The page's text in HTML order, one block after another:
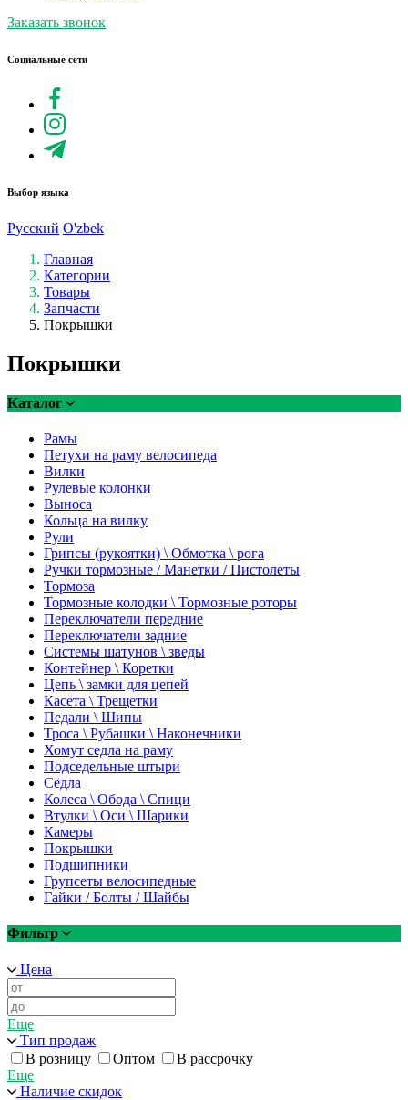
Заказать звонок
Социальные сети
Выбор языка
Русский O'zbek
Главная
Категории
Товары
Запчасти
Покрышки
Покрышки
Каталог
Рамы
Петухи на раму велосипеда
Вилки
Рулевые колонки
Выноса
Кольца на вилку
Рули
Грипсы (рукоятки) \ Обмотка \ рога
Ручки тормозные / Манетки / Пистолеты
Тормоза
Тормозные колодки \ Тормозные роторы
Переключатели передние
Переключатели задние
Системы шатунов \ зведы
Контейнер \ Коретки
Цепь \ замки для цепей
Касета \ Трещетки
Педали \ Шипы
Троса \ Рубашки \ Наконечники
Хомут седла на раму
Подседельные штыри
Сёдла
Колеса \ Обода \ Спици
Втулки \ Оси \ Шарики
Камеры
Покрышки
Подшипники
Групсеты велосипедные
Гайки / Болты / Шайбы
Фильтр
Цена
Еще
Тип продаж
В розницу
Оптом
В рассрочку
Еще
Наличие скидок